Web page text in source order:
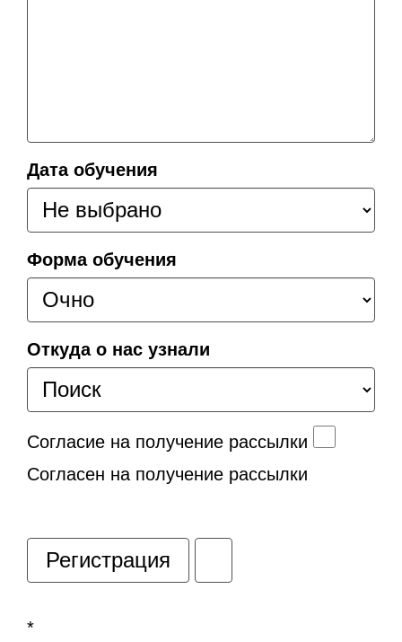
Дата обучения
Форма обучения
Откуда о нас узнали
Согласие на получение рассылки
Согласен на получение рассылки
*